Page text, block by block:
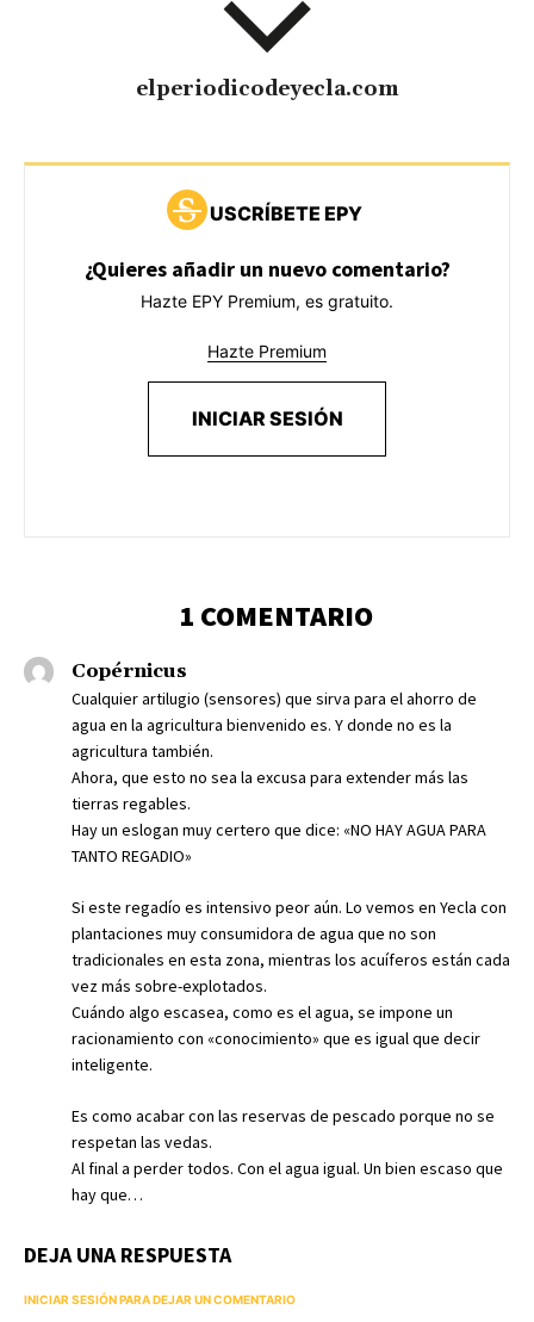
elperiodicodeyecla.com
USCRÍBETE EPY
¿Quieres añadir un nuevo comentario?
Hazte EPY Premium, es gratuito.
Hazte Premium
INICIAR SESIÓN
1 COMENTARIO
Copérnicus
Cualquier artilugio (sensores) que sirva para el ahorro de
agua en la agricultura bienvenido es. Y donde no es la
agricultura también.
Ahora, que esto no sea la excusa para extender más las
tierras regables.
Hay un eslogan muy certero que dice: «NO HAY AGUA PARA
TANTO REGADIO»
Si este regadío es intensivo peor aún. Lo vemos en Yecla con
plantaciones muy consumidora de agua que no son
tradicionales en esta zona, mientras los acuíferos están cada
vez más sobre-explotados.
Cuándo algo escasea, como es el agua, se impone un
racionamiento con «conocimiento» que es igual que decir
inteligente.
Es como acabar con las reservas de pescado porque no se
respetan las vedas.
Al final a perder todos. Con el agua igual. Un bien escaso que
hay que…
DEJA UNA RESPUESTA
INICIAR SESIÓN PARA DEJAR UN COMENTARIO